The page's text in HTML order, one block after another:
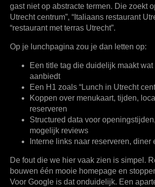
gast niet op abstracte termen. Die zoekt
Utrecht centrum”, “Italiaans restaurant
“restaurant met terras Utrecht”.
Op je lunchpagina zou je dan letten op:
Een title tag die duidelijk maakt wat
aanbiedt
Een H1 zoals “Lunch in Utrecht
Koppen over menukaart, tijden,
reserveren
Structured data voor
mogelijk reviews
Interne links naar reserveren, diner
De fout die we hier vaak zien is simpel.
bouwen één mooie homepage en
Voor Google is dat onduidelijk. Een